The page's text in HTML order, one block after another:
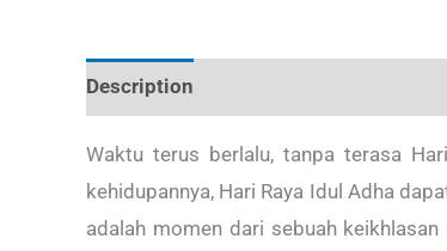
Description
Waktu terus berlalu, tanpa terasa
kehidupannya, Hari Raya Idul Adha
adalah momen dari sebuah